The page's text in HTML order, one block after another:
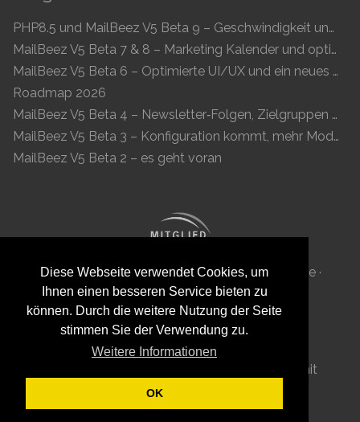
Diese Webseite verwendet Cookies, um
Ihnen einen besseren Service bieten zu
können. Durch die weitere Nutzung der Seite
stimmen Sie der Verwendung zu.
Weitere Informationen
OK
PHP8.5 und MailBeez V5 Beta 9 – Geschwindigkeit und Kompatibilität
MailBeez V5 Beta 7 & 8 – Marketing Kalender und optimierte UI
MailBeez V5 Beta 6 – Optimierte UI/UX und ein neues Newsletter-Konzept
Roadmap 2026
MailBeez V5 Beta 4 – Newsletter‑Folgen, Zielgruppen und moderne Vorschau
MailBeez V5 Beta 3 – Konfiguration kommt, mehr Module, flüssigeres UX
MailBeez V5 Beta 2 – es geht voran
MailBeez Aps · Ved Anlæget 6B · DK 7100 Vejle ·
Dänemark · Reg-ID: DK 34087040
mit
Grav